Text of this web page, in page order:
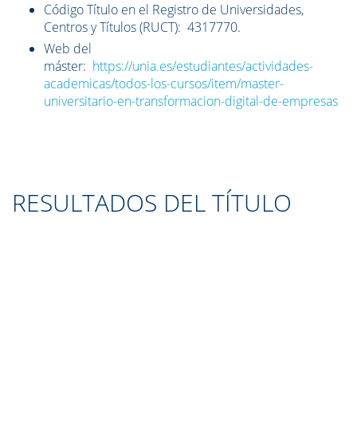
Código Título en el Registro de Universidades,
Centros y Títulos (RUCT): 4317770.
Web del
máster: https://unia.es/estudiantes/actividades-
academicas/todos-los-cursos/item/master-
universitario-en-transformacion-digital-de-empresas
RESULTADOS DEL TÍTULO